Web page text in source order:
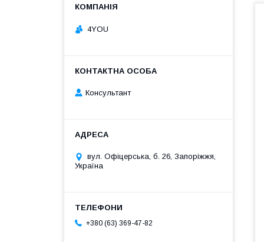
4YOU
Консультант
вул. Офіцерська, б. 26, Запоріжжя,
Україна
+380 (63) 369-47-82